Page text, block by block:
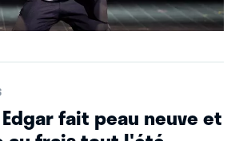
fait peau neuve et